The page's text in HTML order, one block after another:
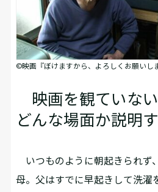
©映画『ぼけますから、よろしくお願いし
映画を観ていない
どんな場面か説明
いつものように朝起きられず
母。父はすでに早起きして洗濯